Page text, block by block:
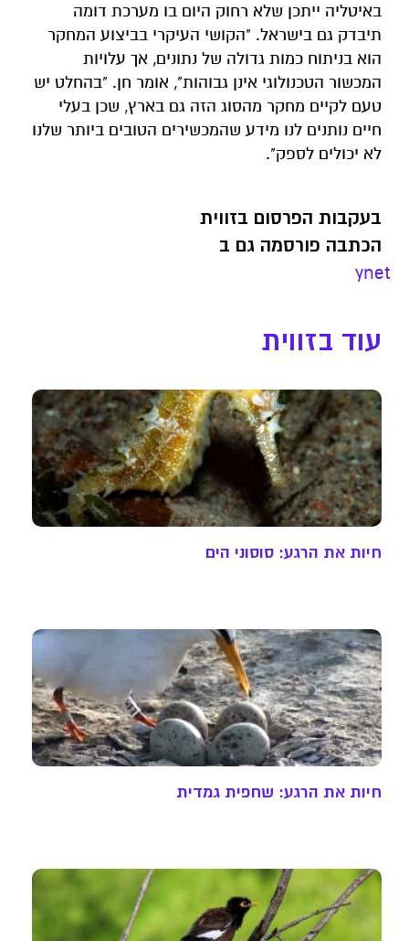
באיטליה ייתכן שלא רחוק היום בו מערכת דומה
תיבדק גם בישראל. "הקושי העיקרי בביצוע המחקר
הוא בניתוח כמות גדולה של נתונים, אך עלויות
המכשור הטכנולוגי אינן גבוהות", אומר חן. "בהחלט יש
טעם לקיים מחקר מהסוג הזה גם בארץ, שכן בעלי
חיים נותנים לנו מידע שהמכשירים הטובים ביותר שלנו
לא יכולים לספק".
בעקבות הפרסום בזווית
הכתבה פורסמה גם ב
ynet
עוד בזווית
חיות את הרגע: סוסוני הים
חיות את הרגע: שחפית גמדית